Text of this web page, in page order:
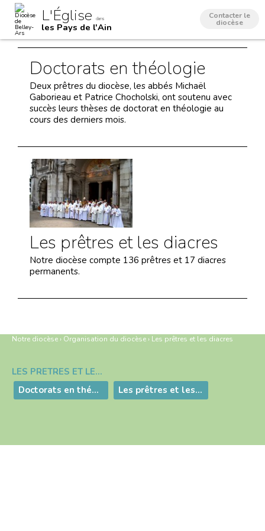
contenu.
Outils
personnels
L'Église dans
les Pays de l'Ain
Contacter le
diocèse
Doctorats en théologie
Deux prêtres du diocèse, les abbés Michaël
Gaborieau et Patrice Chocholski, ont soutenu avec
succès leurs thèses de doctorat en théologie au
cours des derniers mois.
Les prêtres et les diacres
Notre diocèse compte 136 prêtres et 17 diacres
permanents.
Notre diocèse › Organisation du diocèse › Les prêtres et les diacres
Navigation
LES PRÊTRES ET LES DIACRES
Doctorats en théologie
Les prêtres et les diacres